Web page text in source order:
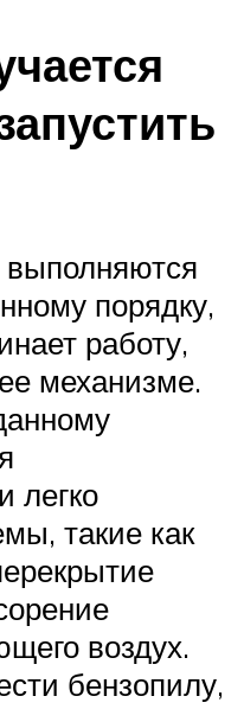
выполняются
порядку,
работу,
механизме.
легко
такие как
воздух.
бензопилу,